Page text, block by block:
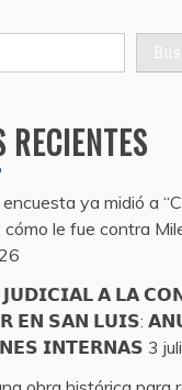
RECIENTES
ya midió a
cómo le fue contra
𝗔 𝗟𝗔
𝗘𝗡 𝗦𝗔𝗡 𝗟𝗨𝗜𝗦:
𝗜𝗡𝗧𝗘𝗥𝗡𝗔𝗦 3